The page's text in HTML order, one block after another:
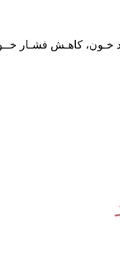
کاهـش فشـار